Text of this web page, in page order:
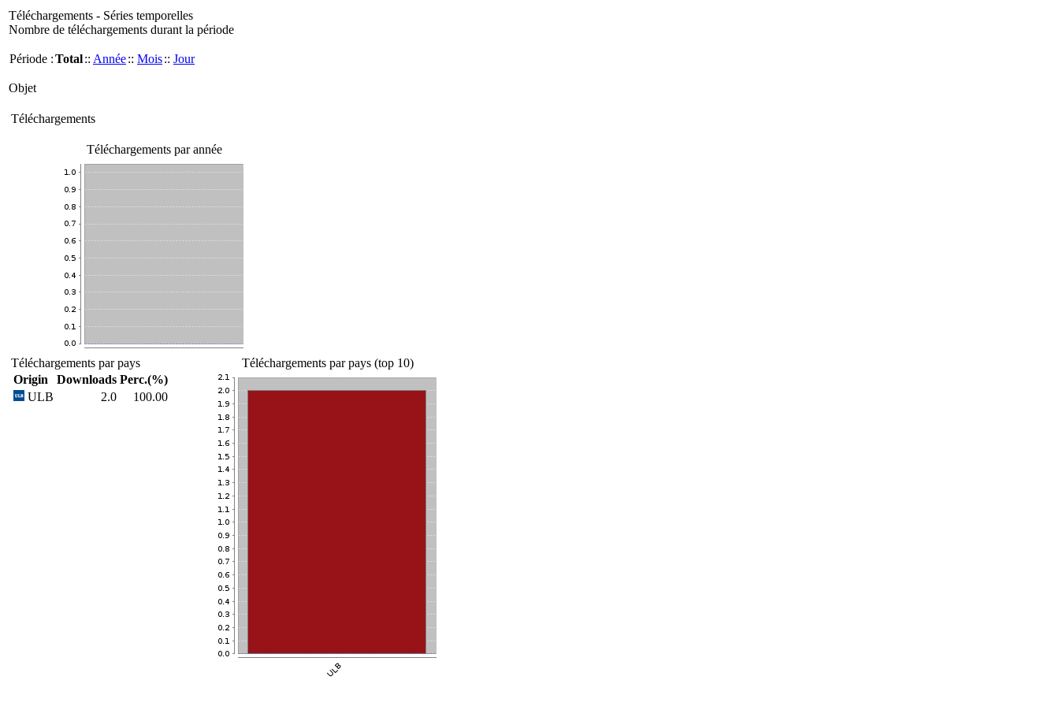
Téléchargements - Séries temporelles
Nombre de téléchargements durant la période
Période :Total:: Année:: Mois:: Jour
Objet
Téléchargements
Téléchargements par année
Téléchargements par pays
Origin
Downloads Perc.(%)
ULB
2.0 100.00
Téléchargements par pays (top 10)